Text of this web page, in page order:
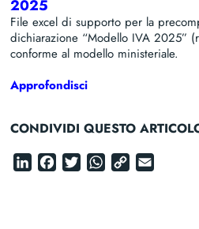
2025
File excel di supporto per la
dichiarazione “Modello IVA 2025”
conforme al modello ministeriale.
Approfondisci
CONDIVIDI QUESTO
LinkedIn
Facebook
Twitter
WhatsApp
Copy